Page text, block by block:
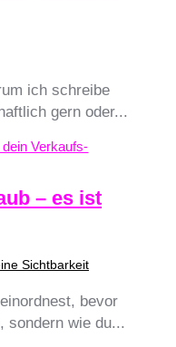
ich schreibe
gern oder...
– es ist
Sichtbarkeit
bevor
sondern wie du...